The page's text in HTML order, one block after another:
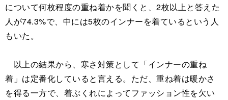
について何枚程度の重ね着かを聞くと、2枚以上と答えた
人が74.3%で、中には5枚のインナーを着ているという人
もいた。
以上の結果から、寒さ対策として「インナーの重ね
着」は定番化していると言える。ただ、重ね着は暖かさ
を得る一方で、着ぶくれによってファッション性を欠い